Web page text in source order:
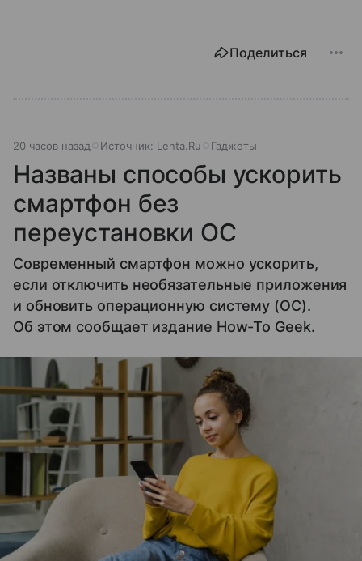
Поделиться
20 часов назад Источник: Lenta.Ru Гаджеты
Названы способы ускорить
смартфон без
переустановки ОС
Современный смартфон можно ускорить,
если отключить необязательные приложения
и обновить операционную систему (ОС).
Об этом сообщает издание How-To Geek.